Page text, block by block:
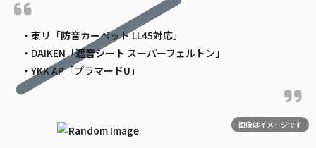
・東リ「防音カーペット LL45対応」
・DAIKEN「遮音シート スーパーフェルトン」
・YKK AP「プラマードU」
画像はイメージです